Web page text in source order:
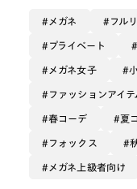
ブラックカラーを
ビルの骨組みのよ
都会のビル街とは
感じます。
オーバル型のよう
フォックス型でも
メガネ フル
プライベート
メガネ女子
ファッションアイテ
春コーデ 夏
フォックス
メガネ上級者向け